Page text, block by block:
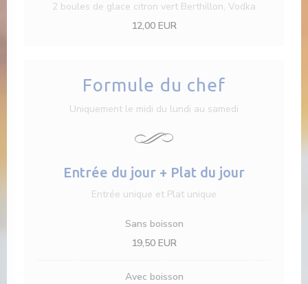
2 boules de glace citron vert Berthillon, Vodka
12,00 EUR
Formule du chef
Uniquement le midi du lundi au samedi
Entrée du jour + Plat du jour
Entrée unique et Plat unique
Sans boisson
19,50 EUR
Avec boisson